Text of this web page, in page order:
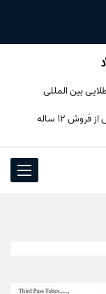
بین المللی
۱۲ ساله
Toggle